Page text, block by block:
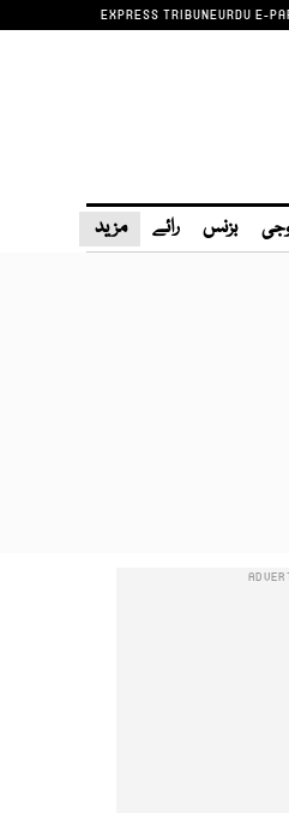
EXPRESS TRIBUNEURDU E-
بزنس رائے مزید